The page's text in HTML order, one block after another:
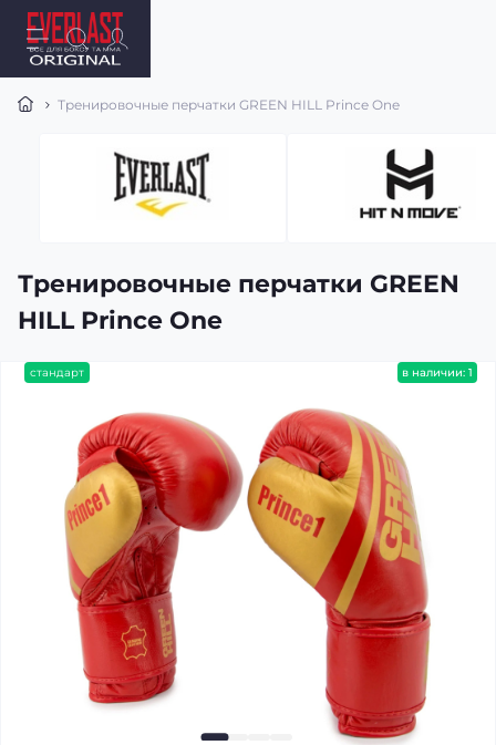
Тренировочные перчатки GREEN HILL Prince One
Тренировочные перчатки GREEN
HILL Prince One
стандарт в наличии: 1